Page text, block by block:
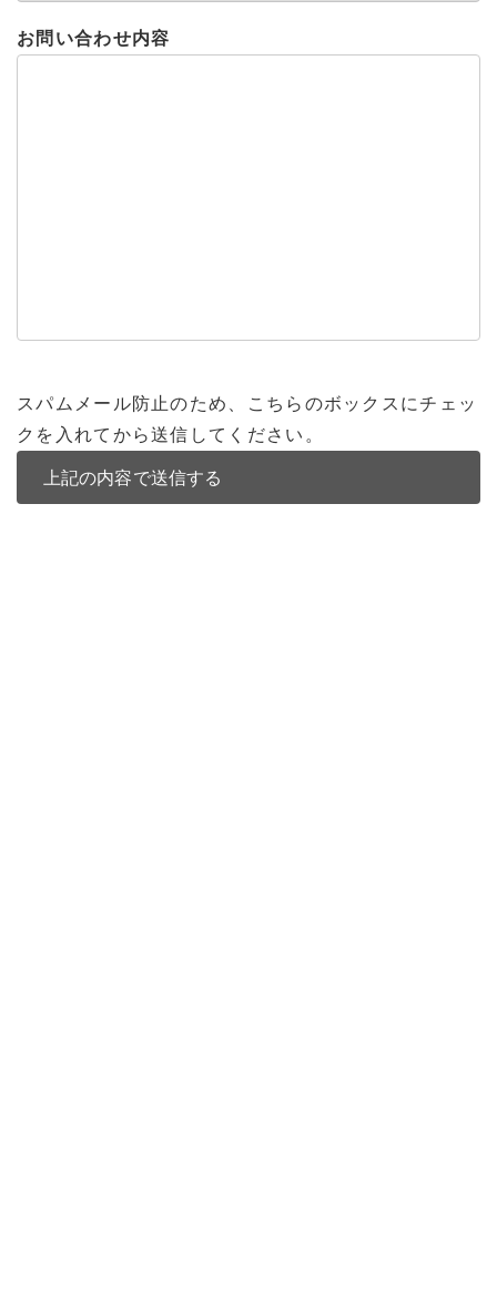
お問い合わせ内容
スパムメール防止のため、こちらのボックスにチェッ
クを入れてから送信してください。